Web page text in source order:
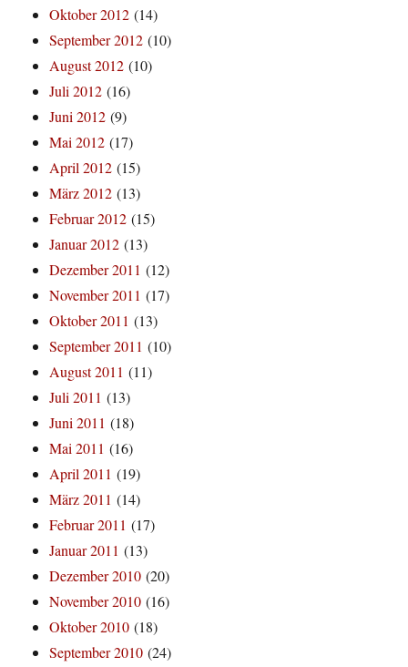
Oktober 2012 (14)
September 2012 (10)
August 2012 (10)
Juli 2012 (16)
Juni 2012 (9)
Mai 2012 (17)
April 2012 (15)
März 2012 (13)
Februar 2012 (15)
Januar 2012 (13)
Dezember 2011 (12)
November 2011 (17)
Oktober 2011 (13)
September 2011 (10)
August 2011 (11)
Juli 2011 (13)
Juni 2011 (18)
Mai 2011 (16)
April 2011 (19)
März 2011 (14)
Februar 2011 (17)
Januar 2011 (13)
Dezember 2010 (20)
November 2010 (16)
Oktober 2010 (18)
September 2010 (24)